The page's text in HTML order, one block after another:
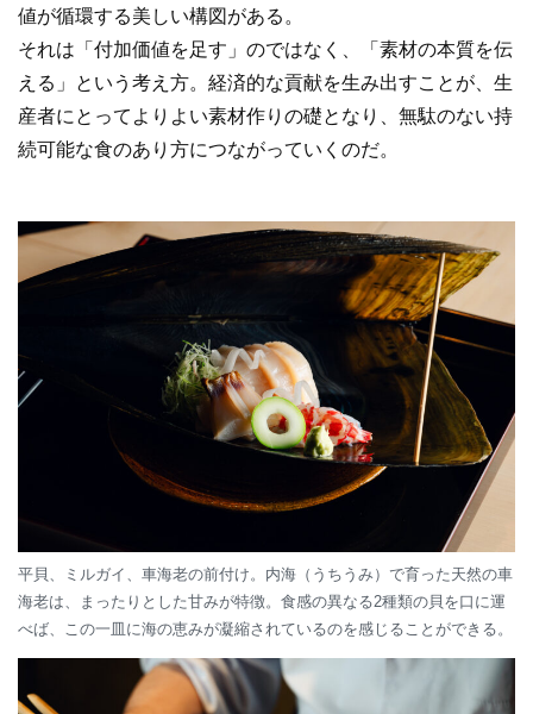
値が循環する美しい構図がある。
それは「付加価値を足す」のではなく、「素材の本質を伝
える」という考え方。経済的な貢献を生み出すことが、生
産者にとってよりよい素材作りの礎となり、無駄のない持
続可能な食のあり方につながっていくのだ。
平貝、ミルガイ、車海老の前付け。内海（うちうみ）で育った天然の車
海老は、まったりとした甘みが特徴。食感の異なる2種類の貝を口に運
べば、この一皿に海の恵みが凝縮されているのを感じることができる。